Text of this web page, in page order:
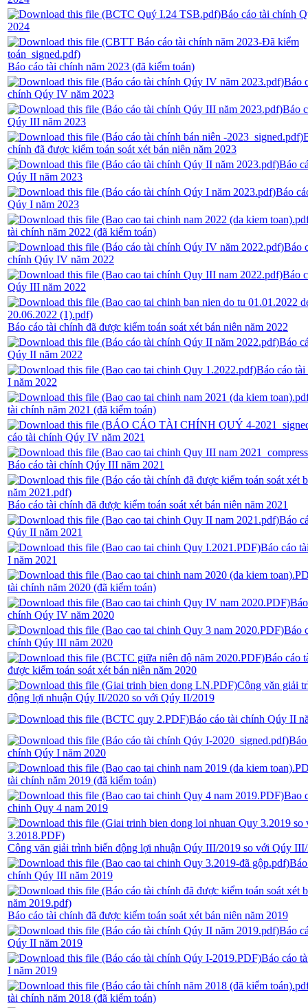
Báo cáo tài chính
2024
Báo cáo tài chính năm 2023 (đã kiểm toán)
Báo
chính Qúy IV năm 2023
Báo
Qúy III năm 2023
chính đã được kiểm toán soát xét bán niên năm 2023
Báo
Qúy II năm 2023
Báo
Qúy I năm 2023
tài chính năm 2022 (đã kiểm toán)
Báo
chính Qúy IV năm 2022
Báo
Qúy III năm 2022
Báo cáo tài chính đã được kiểm toán soát xét bán niên năm 2022
Báo
Qúy II năm 2022
Báo cáo
I năm 2022
tài chính năm 2021 (đã kiểm toán)
cáo tài chính Qúy IV năm 2021
Báo cáo tài chính Qúy III năm 2021
Báo cáo tài chính đã được kiểm toán soát xét bán niên năm 2021
Báo
Qúy II năm 2021
Báo cáo
I năm 2021
tài chính năm 2020 (đã kiểm toán)
chính Qúy IV năm 2020
Báo
chính Qúy III năm 2020
Báo cáo
được kiểm toán soát xét bán niên năm 2020
Công văn giải
động lợi nhuận Qúy II/2020 so với Qúy II/2019
Báo cáo tài chính Qúy II
chính Qúy I năm 2020
tài chính năm 2019 (đã kiểm toán)
Bao
chinh Quy 4 nam 2019
Công văn giải trình biến động lợi nhuận Qúy III/2019 so với Qúy
chính Qúy III năm 2019
Báo cáo tài chính đã được kiểm toán soát xét bán niên năm 2019
Báo
Qúy II năm 2019
Báo cáo
I năm 2019
tài chính năm 2018 (đã kiểm toán)